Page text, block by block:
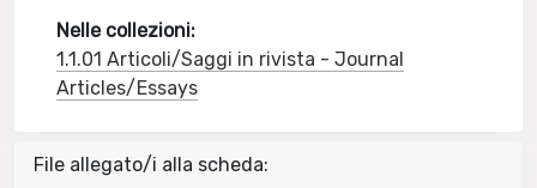
Nelle collezioni:
1.1.01 Articoli/Saggi in rivista - Journal
Articles/Essays
File allegato/i alla scheda: